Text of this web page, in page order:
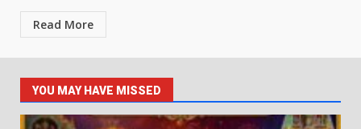
Read More
YOU MAY HAVE MISSED